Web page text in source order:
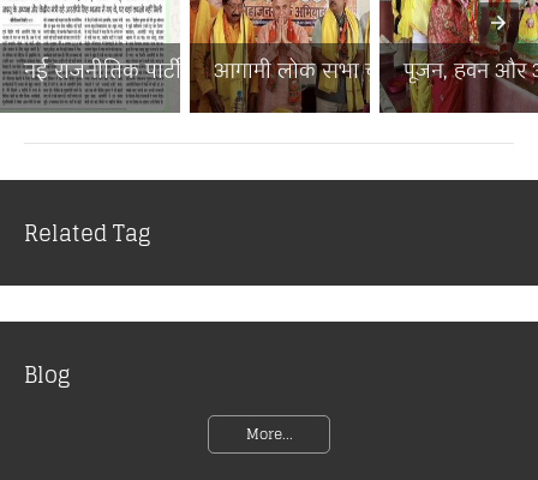
नई राजनीतिक पार्टी से बिहा...आगामी लोक सभा चुनाव में ब...पूजन, हवन और
Related Tag
Blog
More...